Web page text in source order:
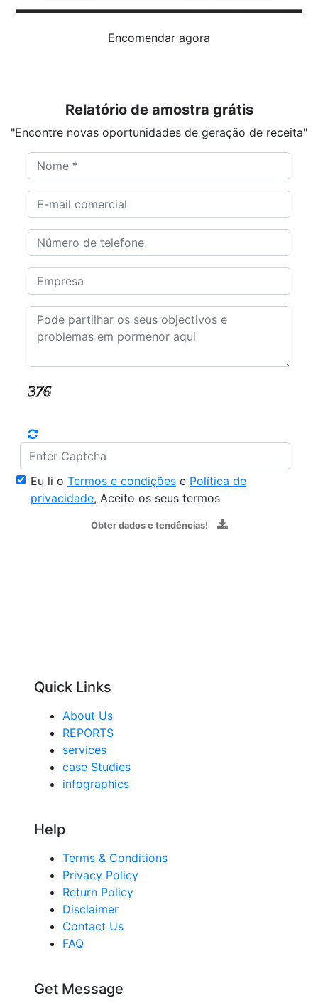
Encomendar agora
Relatório de amostra grátis
"Encontre novas oportunidades de geração de receita"
Eu li o Termos e condições e Política de
privacidade, Aceito os seus termos
Obter dados e tendências!
Quick Links
About Us
REPORTS
services
case Studies
infographics
Help
Terms & Conditions
Privacy Policy
Return Policy
Disclaimer
Contact Us
FAQ
Get Message